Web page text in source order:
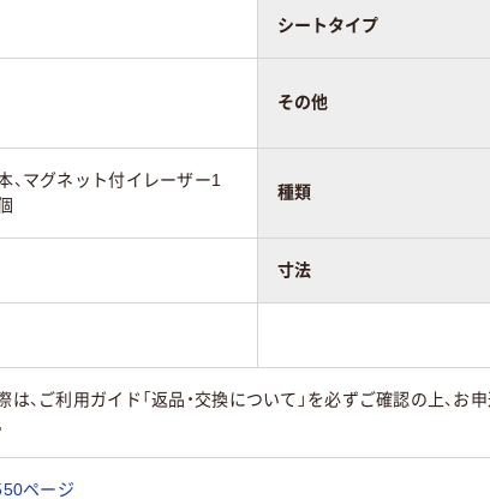
シートタイプ
その他
、マグネット付イレーザー1
種類
寸法
は、ご利用ガイド「返品・交換について」を必ずご確認の上、
ページ